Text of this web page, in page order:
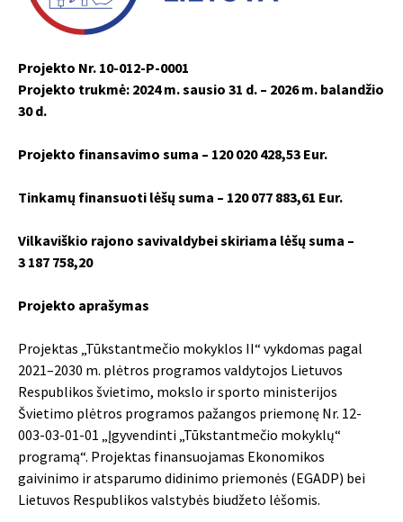
Projekto Nr. 10-012-P-0001
Projekto trukmė: 2024 m. sausio 31 d. – 2026 m. balandžio
30 d.
Projekto finansavimo suma – 120 020 428,53 Eur.
Tinkamų finansuoti lėšų suma – 120 077 883,61 Eur.
Vilkaviškio rajono savivaldybei skiriama lėšų suma –
3 187 758,20
Projekto aprašymas
Projektas „Tūkstantmečio mokyklos II“ vykdomas pagal
2021–2030 m. plėtros programos valdytojos Lietuvos
Respublikos švietimo, mokslo ir sporto ministerijos
Švietimo plėtros programos pažangos priemonę Nr. 12-
003-03-01-01 „Įgyvendinti „Tūkstantmečio mokyklų“
programą“. Projektas finansuojamas Ekonomikos
gaivinimo ir atsparumo didinimo priemonės (EGADP) bei
Lietuvos Respublikos valstybės biudžeto lėšomis.